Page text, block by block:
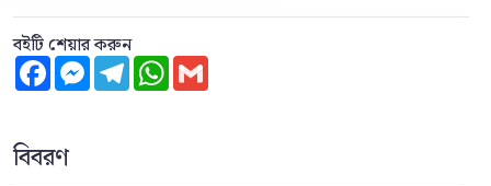
বইটি শেয়ার করুন
FacebookMessengerTelegramWhatsApp
বিবরণ